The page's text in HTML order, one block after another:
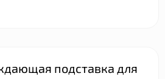
подставка для